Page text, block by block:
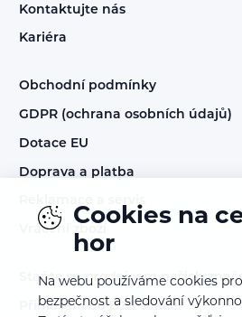
Kontaktujte nás
Kariéra
Obchodní podmínky
GDPR (ochrana osobních údajů)
Dotace EU
Doprava a platba
Reklamace a servis
Vrácení zboží
Staňte se prodejcem našich
Přihlášení do B2B sekce
Cookies na
hor
Na webu používáme cookies
bezpečnost a sledování